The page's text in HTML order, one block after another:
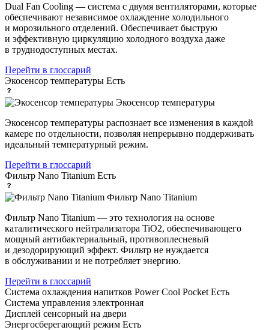
Dual Fan Cooling — система с двумя вентиляторами, которые
обеспечивают независимое охлаждение холодильного
и морозильного отделений. Обеспечивает быструю
и эффективную циркуляцию холодного воздуха даже
в труднодоступных местах.
Перейти в глоссарий
Экосенсор температуры Есть
Экосенсор температуры
Экосенсор температуры распознает все изменения в каждой
камере по отдельности, позволяя непрерывно поддерживать
идеальный температурный режим.
Перейти в глоссарий
Фильтр Nano Titanium Есть
Фильтр Nano Titanium
Фильтр Nano Titanium — это технология на основе
каталитического нейтрализатора TiO2, обеспечивающего
мощный антибактериальный, противоплесневый
и дезодорирующий эффект. Фильтр не нуждается
в обслуживании и не потребляет энергию.
Перейти в глоссарий
Система охлаждения напитков Power Cool Pocket Есть
Система управления электронная
Дисплей сенсорный на двери
Энергосберегающий режим Есть